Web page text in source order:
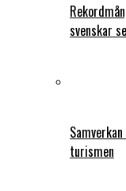
svenskar
turismen